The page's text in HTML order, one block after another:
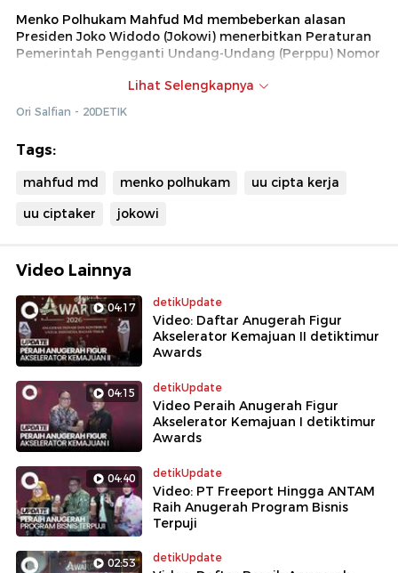
Menko Polhukam Mahfud Md membeberkan alasan
Presiden Joko Widodo (Jokowi) menerbitkan Peraturan
Pemerintah Pengganti Undang-Undang (Perppu) Nomor
tahun ini dunia akan mengalami resesi, empat lembaga
keuangan internasional menyebut Indonesia akan
mengalami masalah ekonomi.
Lihat Selengkapnya
Ori Salfian - 20DETIK
Tags:
mahfud md menko polhukam
uu cipta kerja
uu ciptaker
jokowi
Video Lainnya
04:17 detikUpdate
Video: Daftar Anugerah Figur
Akselerator Kemajuan II detiktimur
Awards
04:15 detikUpdate
Video Peraih Anugerah Figur
Akselerator Kemajuan I detiktimur
Awards
04:40 detikUpdate
Video: PT Freeport Hingga ANTAM
Raih Anugerah Program Bisnis
Terpuji
02:53 detikUpdate